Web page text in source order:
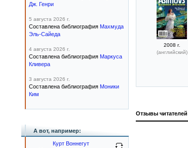
2008 г.
(английский)
Отзывы читателей
Дж. Генри
5 августа 2026 г.
Составлена библиография Махмуда
Эль-Сайеда
4 августа 2026 г.
Составлена библиография Маркуса
Кливера
3 августа 2026 г.
Составлена библиография Моники
Ким
А вот, например:
Курт Воннегут